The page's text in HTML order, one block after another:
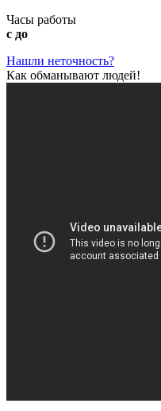
Часы работы
с до
Нашли неточность?
Как обманывают людей!